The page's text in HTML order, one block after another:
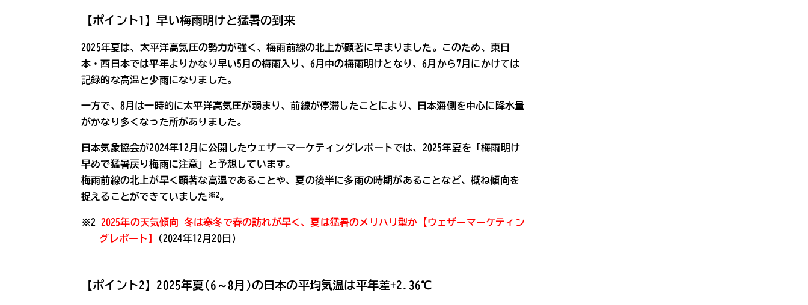
【ポイント1】早い梅雨明けと猛暑の到来
2025年夏は、太平洋高気圧の勢力が強く、梅雨前線の北上が顕著に早まりました。このため、東日
本・西日本では平年よりかなり早い5月の梅雨入り、6月中の梅雨明けとなり、6月から7月にかけては
記録的な高温と少雨になりました。
一方で、8月は一時的に太平洋高気圧が弱まり、前線が停滞したことにより、日本海側を中心に降水量
がかなり多くなった所がありました。
日本気象協会が2024年12月に公開したウェザーマーケティングレポートでは、2025年夏を「梅雨明け
早めで猛暑戻り梅雨に注意」と予想しています。
梅雨前線の北上が早く顕著な高温であることや、夏の後半に多雨の時期があることなど、概ね傾向を
捉えることができていました ※2。
※2 2025年の天気傾向 冬は寒冬で春の訪れが早く、夏は猛暑のメリハリ型か【ウェザーマーケティン
グレポート】
(2024年12月20日)
【ポイント2】2025年夏(6～8月)の日本の平均気温は平年差+2.36℃